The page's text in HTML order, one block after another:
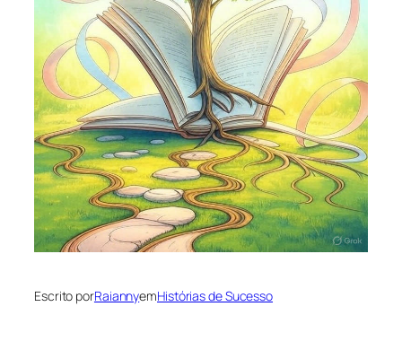
Escrito porRaiannyemHistórias de Sucesso